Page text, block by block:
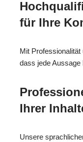
für Ihre
Mit
dass jede Aussage
Ihrer
Unsere